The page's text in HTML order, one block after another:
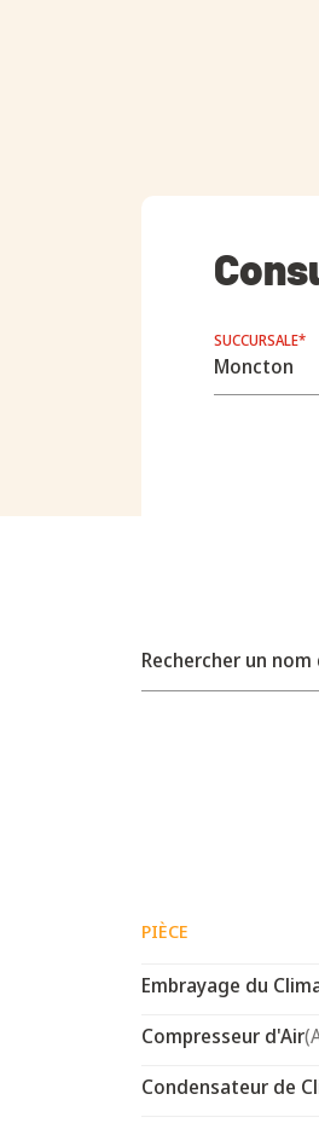
SUCCURSALE*
Rechercher un nom
PIÈCE
Embrayage du
Compresseur d'Air
Condensateur de